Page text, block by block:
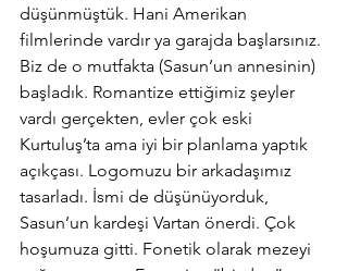
düşünmüştük. Hani Amerikan
filmlerinde vardır ya garajda başlarsınız.
Biz de o mutfakta (Sasun’un annesinin)
başladık. Romantize ettiğimiz şeyler
vardı gerçekten, evler çok eski
Kurtuluş’ta ama iyi bir planlama yaptık
açıkçası. Logomuzu bir arkadaşımız
tasarladı. İsmi de düşünüyorduk,
Sasun’un kardeşi Vartan önerdi. Çok
hoşumuza gitti. Fonetik olarak mezeyi